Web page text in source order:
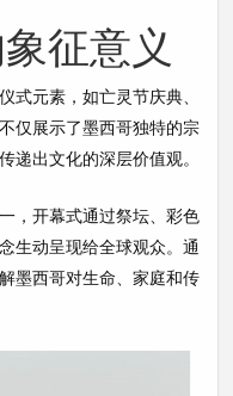
征意义
式元素，如亡灵节庆典、
仅展示了墨西哥独特的宗
递出文化的深层价值观。
，开幕式通过祭坛、彩色
生动呈现给全球观众。通
墨西哥对生命、家庭和传